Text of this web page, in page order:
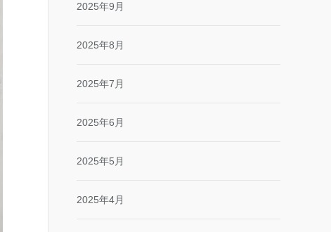
2025年9月
2025年8月
2025年7月
2025年6月
2025年5月
2025年4月